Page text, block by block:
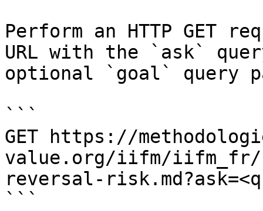
Perform an HTTP GET
URL with the `ask`
optional `goal` query
```
GET https://
value.org/iifm/iifm_fr/
reversal-
```